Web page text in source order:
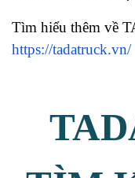
Tìm hiểu thêm về
https://tadatruck.vn/